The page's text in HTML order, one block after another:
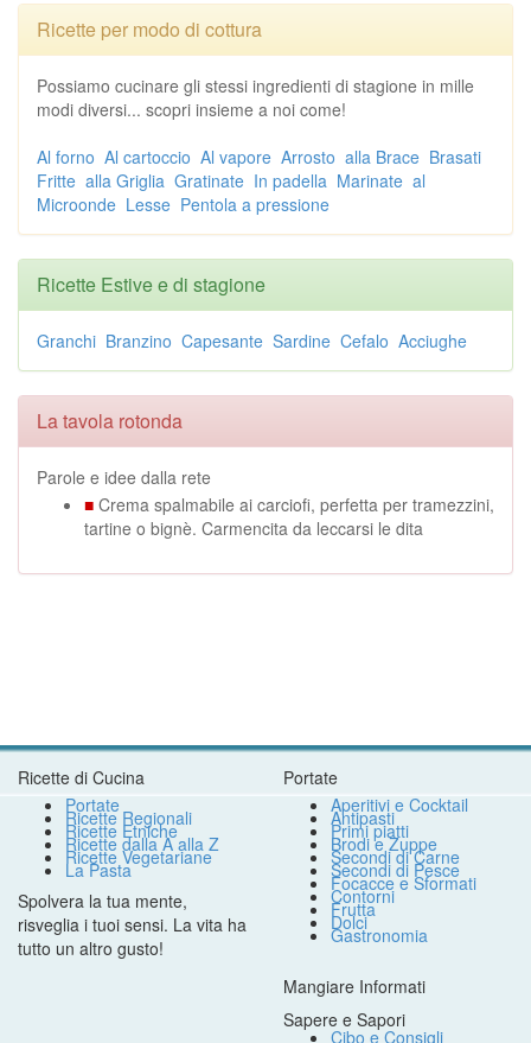
Ricette per modo di cottura
Possiamo cucinare gli stessi ingredienti di stagione in mille
modi diversi... scopri insieme a noi come!
Al forno Al cartoccio Al vapore Arrosto alla Brace Brasati
Fritte alla Griglia Gratinate In padella Marinate al
Microonde Lesse Pentola a pressione
Ricette Estive e di stagione
Granchi Branzino Capesante Sardine Cefalo Acciughe
La tavola rotonda
Parole e idee dalla rete
■ Crema spalmabile ai carciofi, perfetta per tramezzini,
tartine o bignè. Carmencita da leccarsi le dita
Ricette di Cucina
Portate
Ricette Regionali
Ricette Etniche
Ricette dalla A alla Z
Ricette Vegetariane
La Pasta
Spolvera la tua mente,
risveglia i tuoi sensi. La vita ha
tutto un altro gusto!
Portate
Aperitivi e Cocktail
Antipasti
Primi piatti
Brodi e Zuppe
Secondi di Carne
Secondi di Pesce
Focacce e Sformati
Contorni
Frutta
Dolci
Gastronomia
Mangiare Informati
Sapere e Sapori
Cibo e Consigli